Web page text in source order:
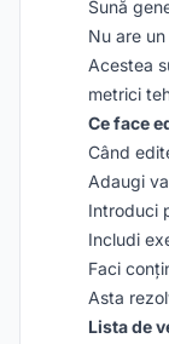
Sună
Nu are
Acestea
metrici
Ce face
Când
Adaugi
Introduci
Includi
Faci
Asta
Lista de